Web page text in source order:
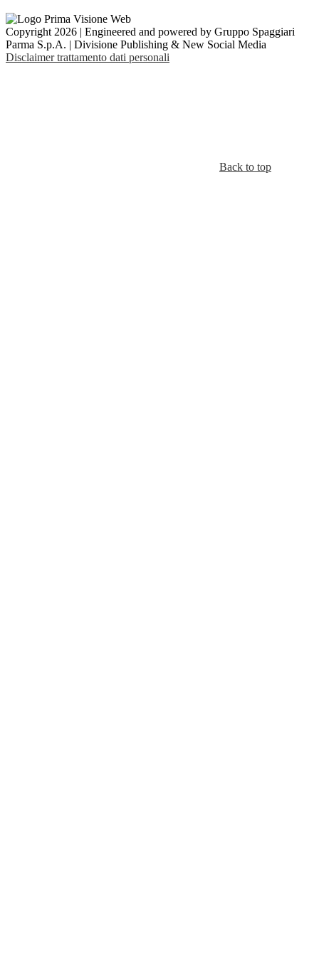
Copyright 2026 | Engineered and powered by Gruppo Spaggiari
Parma S.p.A. | Divisione Publishing & New Social Media
Disclaimer trattamento dati personali
Back to top